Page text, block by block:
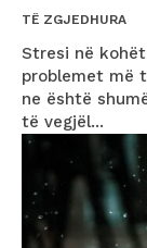
TË ZGJEDHURA
Stresi në
problemet më
ne është
të vegjël...